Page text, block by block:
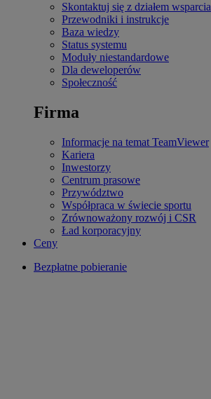
Skontaktuj się z działem wsparcia
Przewodniki i instrukcje
Baza wiedzy
Status systemu
Moduły niestandardowe
Dla deweloperów
Społeczność
Firma
Informacje na temat TeamViewer
Kariera
Inwestorzy
Centrum prasowe
Przywództwo
Współpraca w świecie sportu
Zrównoważony rozwój i CSR
Ład korporacyjny
Ceny
Bezpłatne pobieranie